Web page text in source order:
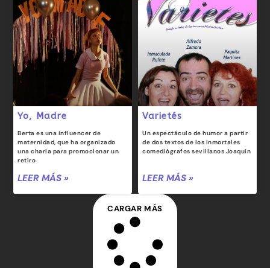
Yo, Madre
Berta es una influencer de
maternidad, que ha organizado
una charla para promocionar un
retiro
LEER MÁS »
Varietés
Un espectáculo de humor a partir
de dos textos de los inmortales
comediógrafos sevillanos Joaquín
LEER MÁS »
CARGAR MÁS